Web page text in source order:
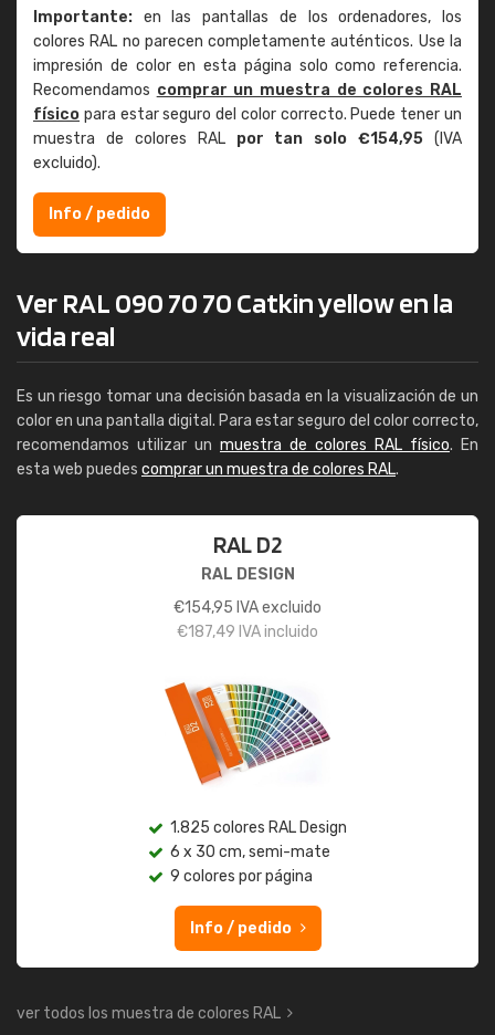
Importante: en las pantallas de los ordenadores, los
colores RAL no parecen completamente auténticos. Use la
impresión de color en esta página solo como referencia.
Recomendamos comprar un muestra de colores RAL
físico para estar seguro del color correcto. Puede tener un
muestra de colores RAL por tan solo €154,95 (IVA
excluido).
Info / pedido
Ver RAL 090 70 70 Catkin yellow en la
vida real
Es un riesgo tomar una decisión basada en la visualización de un
color en una pantalla digital. Para estar seguro del color correcto,
recomendamos utilizar un muestra de colores RAL físico. En
esta web puedes comprar un muestra de colores RAL.
RAL D2
RAL DESIGN
€154,95 IVA excluido
€187,49 IVA incluido
1.825 colores RAL Design
6 x 30 cm, semi-mate
9 colores por página
Info / pedido
ver todos los muestra de colores RAL